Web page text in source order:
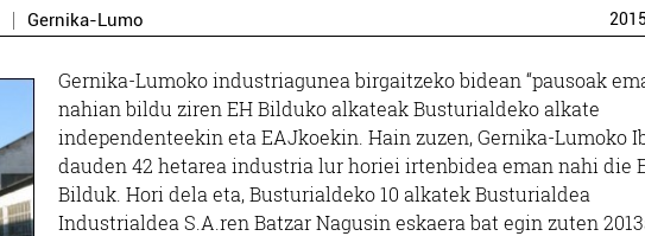
Gernika-Lumo 2015
Gernika-Lumoko industriagunea birgaitzeko bidean “pausoak
nahian bildu ziren EH Bilduko alkateak Busturialdeko alkate
independenteekin eta EAJkoekin. Hain zuzen, Gernika-Lumoko
dauden 42 hetarea industria lur horiei irtenbidea eman nahi die
Bilduk. Hori dela eta, Busturialdeko 10 alkatek Busturialdea
Industrialdea S.A.ren Batzar Nagusin eskaera bat egin zuten